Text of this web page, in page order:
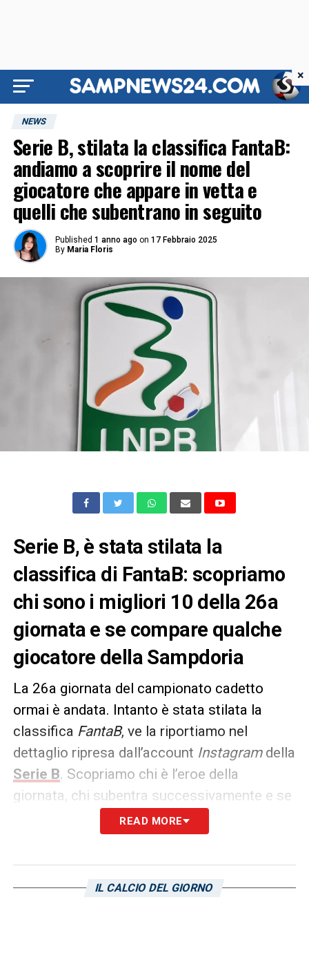
NEWS
Serie B, stilata la classifica FantaB:
andiamo a scoprire il nome del
giocatore che appare in vetta e
quelli che subentrano in seguito
Published 1 anno ago on 17 Febbraio 2025
By Maria Floris
Serie B, è stata stilata la
classifica di FantaB: scopriamo
chi sono i migliori 10 della 26a
giornata e se compare qualche
giocatore della Sampdoria
La 26a giornata del campionato cadetto
ormai è andata. Intanto è stata stilata la
classifica FantaB, ve la riportiamo nel
dettaglio ripresa dall’account Instagramdella
Serie B. Scopriamo chi è l’eroe della
giornata, chi subentra successivamente e se
compare il nome di qualche giocatore della
READ MORE
IL CALCIO DEL GIORNO
×